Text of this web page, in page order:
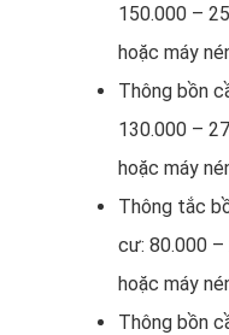
150.000 –
hoặc máy
Thông bồn
130.000 –
hoặc máy
Thông tắc
cư: 80.000 –
hoặc máy
Thông bồn